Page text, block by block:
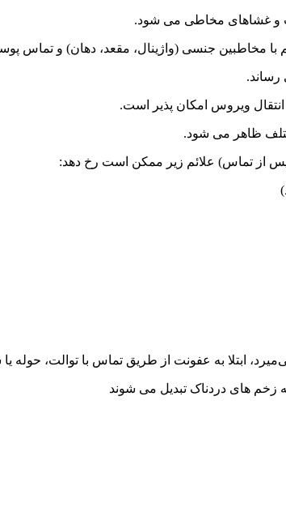
و غشاهای مخاطی می شود.
مخاطبین جنسی (واژینال، مقعد، دهان) و تماس
انتقال ویروس امکان پذیر است.
ظاهر می شود.
ابتلا به عفونت از طریق تماس با توالت،
زخم های دردناک تبدیل می شوند